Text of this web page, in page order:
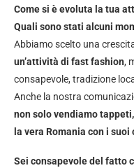
Come si è evoluta la tua
Quali sono stati alcuni
Abbiamo scelto una
un’attività di fast fashion,
consapevole, tradizione
Anche la nostra
non solo vendiamo
la vera Romania con i
Sei consapevole del fatto